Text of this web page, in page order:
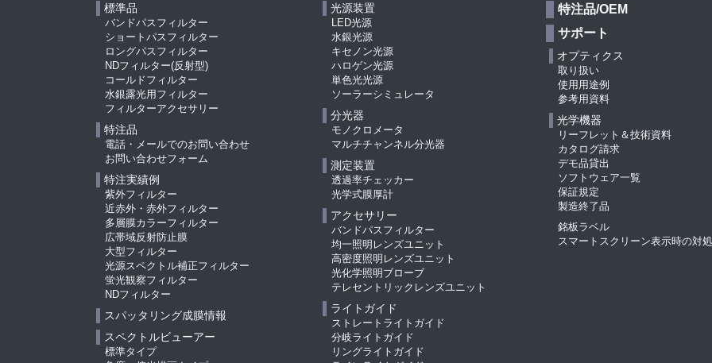
標準品
バンドパスフィルター
ショートパスフィルター
ロングパスフィルター
NDフィルター(反射型)
コールドフィルター
水銀露光用フィルター
フィルターアクセサリー
特注品
電話・メールでのお問い合わせ
お問い合わせフォーム
特注実績例
紫外フィルター
近赤外・赤外フィルター
多層膜カラーフィルター
広帯域反射防止膜
大型フィルター
光源スペクトル補正フィルター
蛍光観察フィルター
NDフィルター
スパッタリング成膜情報
スペクトルビューアー
標準タイプ
光源装置
LED光源
水銀光源
キセノン光源
ハロゲン光源
単色光光源
ソーラーシミュレータ
分光器
モノクロメータ
マルチチャンネル分光器
測定装置
透過率チェッカー
光学式膜厚計
アクセサリー
バンドパスフィルター
均一照明レンズユニット
高密度照明レンズユニット
光化学照明ブローブ
テレセントリックレンズユニット
ライトガイド
ストレートライトガイド
分岐ライトガイド
リングライトガイド
特注品/OEM
サポート
オプティクス
取り扱い
使用用途例
参考用資料
光学機器
リーフレット＆技術資料
カタログ請求
デモ品貸出
ソフトウェア一覧
保証規定
製造終了品
銘板ラベル
スマートスクリーン表示時の対処